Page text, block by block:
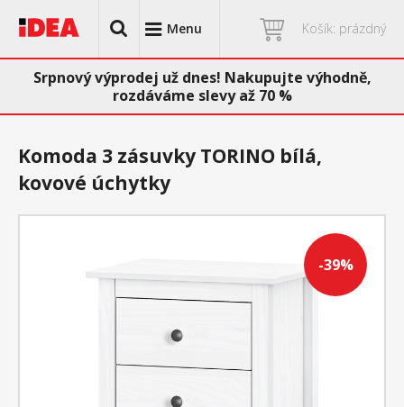
Menu Košík: prázdný
Srpnový výprodej už dnes! Nakupujte výhodně,
rozdáváme slevy až 70 %
-39%
Komoda 3 zásuvky TORINO bílá,
kovové úchytky